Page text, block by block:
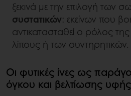
ξεκινά με την επιλογή των
συστατικών: εκείνων που
αντικατασταθεί ο ρόλος
λίπους ή των συντηρητικών.
Οι φυτικές ίνες ως
όγκου και βελτίωσης υφής